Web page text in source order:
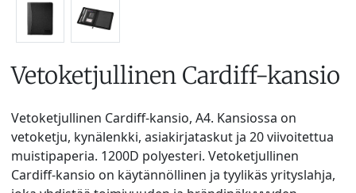
Vetoketjullinen Cardiff-kansio
Vetoketjullinen Cardiff-kansio, A4. Kansiossa on
vetoketju, kynälenkki, asiakirjataskut ja 20 viivoitettua
muistipaperia. 1200D polyesteri. Vetoketjullinen
Cardiff-kansio on käytännöllinen ja tyylikäs yrityslahja,